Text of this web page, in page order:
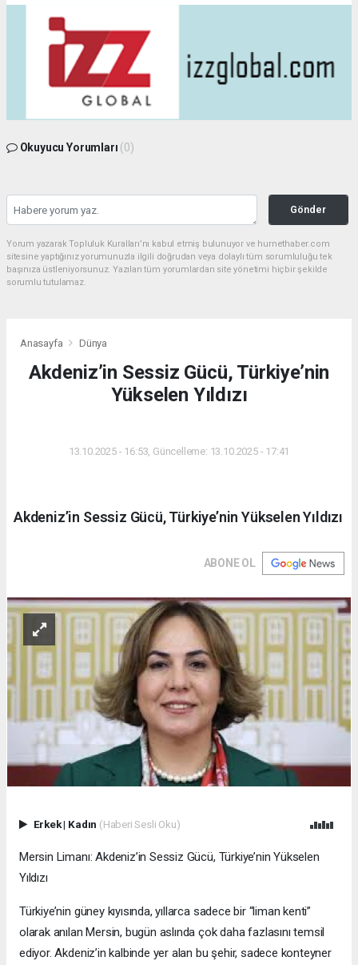
Okuyucu Yorumları (0)
Gönder
Yorum yazarak Topluluk Kuralları’nı kabul etmiş bulunuyor ve hurnethaber.com
sitesine yaptığınız yorumunuzla ilgili doğrudan veya dolaylı tüm sorumluluğu tek
başınıza üstleniyorsunuz. Yazılan tüm yorumlardan site yönetimi hiçbir şekilde
sorumlu tutulamaz.
Anasayfa Dünya
Akdeniz’in Sessiz Gücü, Türkiye’nin
Yükselen Yıldızı
13.10.2025 - 16:53, Güncelleme: 13.10.2025 - 17:41
Akdeniz’in Sessiz Gücü, Türkiye’nin Yükselen Yıldızı
ABONE OL
Erkek| Kadın (Haberi Sesli Oku)
Mersin Limanı: Akdeniz’in Sessiz Gücü, Türkiye’nin Yükselen
Yıldızı
Türkiye’nin güney kıyısında, yıllarca sadece bir “liman kenti”
olarak anılan Mersin, bugün aslında çok daha fazlasını temsil
ediyor. Akdeniz’in kalbinde yer alan bu şehir, sadece konteyner